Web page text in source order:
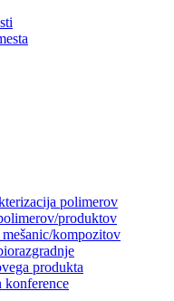
polimerov
produktov
kompozitov
produkta
konference